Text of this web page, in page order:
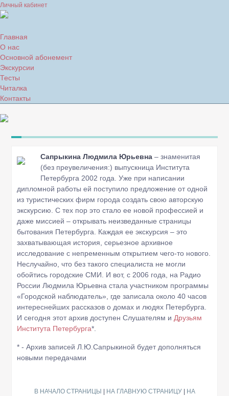
Личный кабинет
Главная
О нас
Основной абонемент
Экскурсии
Тесты
Читалка
Контакты
Сапрыкина Людмила Юрьевна – знаменитая
(без преувеличения:) выпускница Института
Петербурга 2002 года. Уже при написании
дипломной работы ей поступило предложение от одной
из туристических фирм города создать свою авторскую
экскурсию. С тех пор это стало ее новой профессией и
даже миссией – открывать неизведанные страницы
бытования Петербурга. Каждая ее экскурсия – это
захватывающая история, серьезное архивное
исследование с непременным открытием чего-то нового.
Неслучайно, что без такого специалиста не могли
обойтись городские СМИ. И вот, с 2006 года, на Радио
России Людмила Юрьевна стала участником программы
«Городской наблюдатель», где записала около 40 часов
интереснейших рассказов о домах и людях Петербурга.
И сегодня этот архив доступен Слушателям и Друзьям
Института Петербурга*.
* - Архив записей Л.Ю.Сапрыкиной будет дополняться
новыми передачами
В НАЧАЛО СТРАНИЦЫ НА ГЛАВНУЮ СТРАНИЦУ|
НА